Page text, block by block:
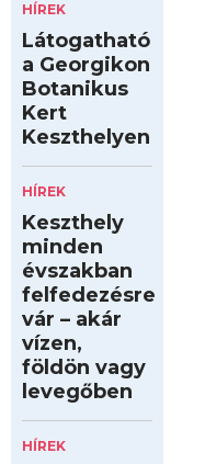
HÍREK
Látogatható
a Georgikon
Botanikus
Kert
Keszthelyen
HÍREK
Keszthely
minden
évszakban
felfedezésre
vár – akár
vízen,
földön vagy
levegőben
HÍREK